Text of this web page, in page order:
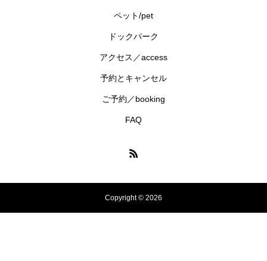
ペット/pet
ドックパーク
アクセス／access
予約とキャンセル
ご予約／booking
FAQ
Copyright © 2026